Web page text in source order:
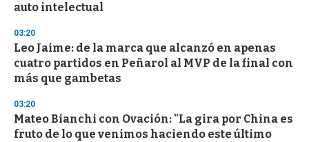
auto intelectual
03:20
Leo Jaime: de la marca que alcanzó en apenas
cuatro partidos en Peñarol al MVP de la final con
más que gambetas
03:20
Mateo Bianchi con Ovación: "La gira por China es
fruto de lo que venimos haciendo este último